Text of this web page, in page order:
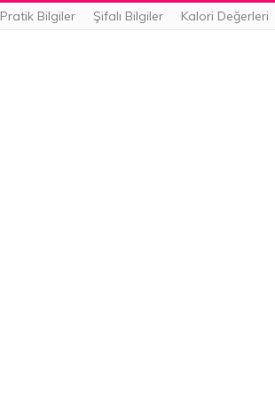
Pratik Bilgiler Şifalı Bilgiler Kalori Değerleri